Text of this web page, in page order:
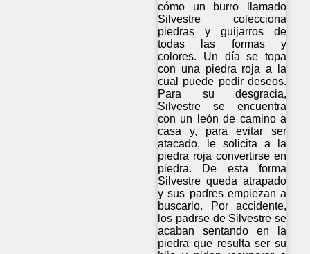
cómo un burro llamado
Silvestre colecciona
piedras y guijarros de
todas las formas y
colores. Un día se topa
con una piedra roja a la
cual puede pedir deseos.
Para su desgracia,
Silvestre se encuentra
con un león de camino a
casa y, para evitar ser
atacado, le solicita a la
piedra roja convertirse en
piedra. De esta forma
Silvestre queda atrapado
y sus padres empiezan a
buscarlo. Por accidente,
los padrse de Silvestre se
acaban sentando en la
piedra que resulta ser su